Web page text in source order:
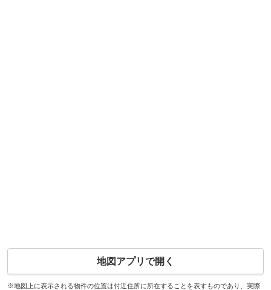
地図アプリで開く
※地図上に表示される物件の位置は付近住所に所在することを表すものであり、実際